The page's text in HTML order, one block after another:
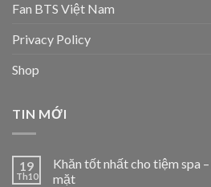
Fan BTS Việt Nam
Privacy Policy
Shop
TIN MỚI
19
Th10
Khăn tốt nhất cho tiệm spa
mặt